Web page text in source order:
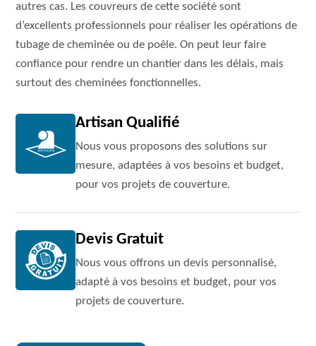
autres cas. Les couvreurs de cette société sont
d’excellents professionnels pour réaliser les opérations de
tubage de cheminée ou de poêle. On peut leur faire
confiance pour rendre un chantier dans les délais, mais
surtout des cheminées fonctionnelles.
Artisan Qualifié
Nous vous proposons des solutions sur
mesure, adaptées à vos besoins et budget,
pour vos projets de couverture.
Devis Gratuit
Nous vous offrons un devis personnalisé,
adapté à vos besoins et budget, pour vos
projets de couverture.